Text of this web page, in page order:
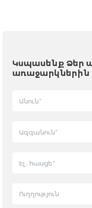
Կսպասենք Ձեր
առաջարկներին
Ուղղություն